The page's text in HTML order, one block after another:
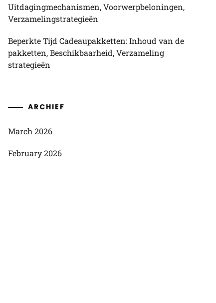
Uitdagingmechanismen, Voorwerpbeloningen,
Verzamelingstrategieën
Beperkte Tijd Cadeaupakketten: Inhoud van de
pakketten, Beschikbaarheid, Verzameling
strategieën
ARCHIEF
March 2026
February 2026